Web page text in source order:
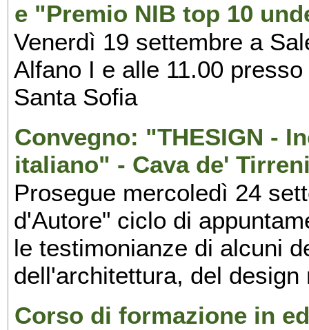
e "Premio NIB top 10
Venerdì 19 settembre a
Alfano I e alle 11.00
Santa Sofia
Convegno: "THESIGN -
italiano" - Cava de'
Prosegue mercoledì 24
d'Autore" ciclo di
le testimonianze di alcuni
dell'architettura, del
Corso di formazione in